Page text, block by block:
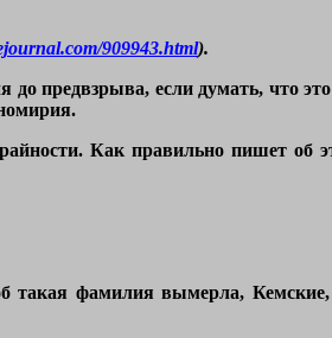
909943.html).
предвзрыва, если думать, что
Как правильно пишет об
фамилия вымерла, Кемские,